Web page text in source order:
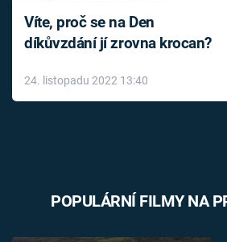
Víte, proč se na Den
díkůvzdání jí zrovna krocan?
24. listopadu 2022 13:40
POPULÁRNÍ FILMY NA